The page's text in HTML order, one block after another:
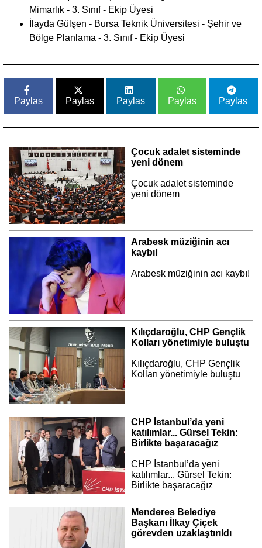
Mimarlık - 3. Sınıf - Ekip Üyesi
İlayda Gülşen - Bursa Teknik Üniversitesi - Şehir ve
Bölge Planlama - 3. Sınıf - Ekip Üyesi
Paylas Paylas Paylas Paylas Paylas
Çocuk adalet sisteminde
yeni dönem
Çocuk adalet sisteminde
yeni dönem
Arabesk müziğinin acı
kaybı!
Arabesk müziğinin acı kaybı!
Kılıçdaroğlu, CHP Gençlik
Kolları yönetimiyle buluştu
Kılıçdaroğlu, CHP Gençlik
Kolları yönetimiyle buluştu
CHP İstanbul’da yeni
katılımlar... Gürsel Tekin:
Birlikte başaracağız
CHP İstanbul’da yeni
katılımlar... Gürsel Tekin:
Birlikte başaracağız
Menderes Belediye
Başkanı İlkay Çiçek
görevden uzaklaştırıldı